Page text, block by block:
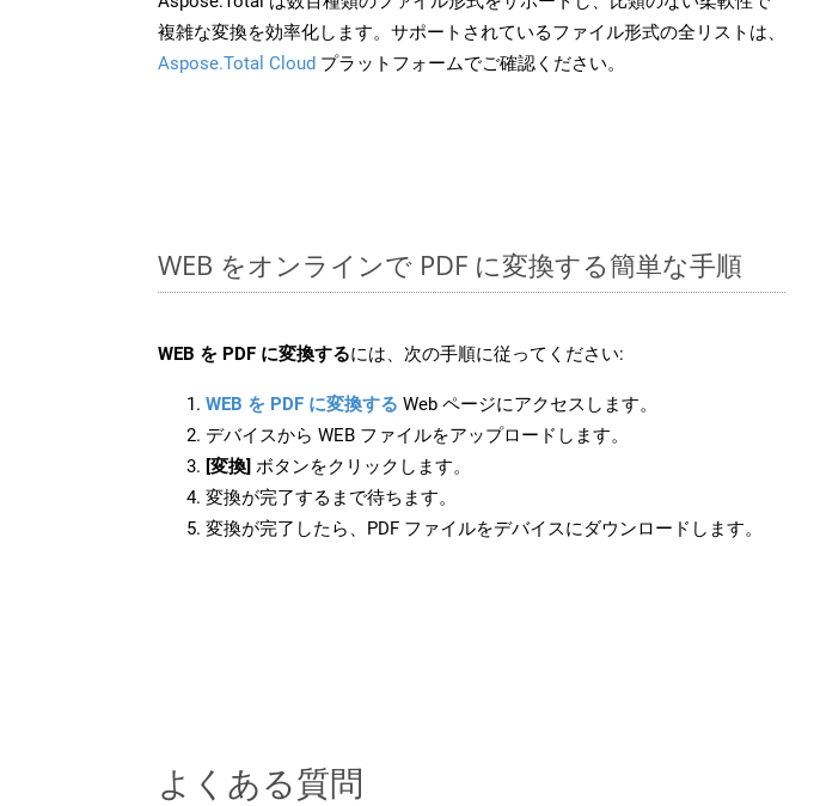
複雑な変換を効率化します。サポートされているファイル形式の全リストは、
Aspose.Total Cloud プラットフォームでご確認ください。
WEB をオンラインで PDF に変換する簡単な手順
WEB を PDF に変換するには、次の手順に従ってください:
WEB を PDF に変換する Web ページにアクセスします。
デバイスから WEB ファイルをアップロードします。
[変換] ボタンをクリックします。
変換が完了するまで待ちます。
変換が完了したら、PDF ファイルをデバイスにダウンロードします。
よくある質問